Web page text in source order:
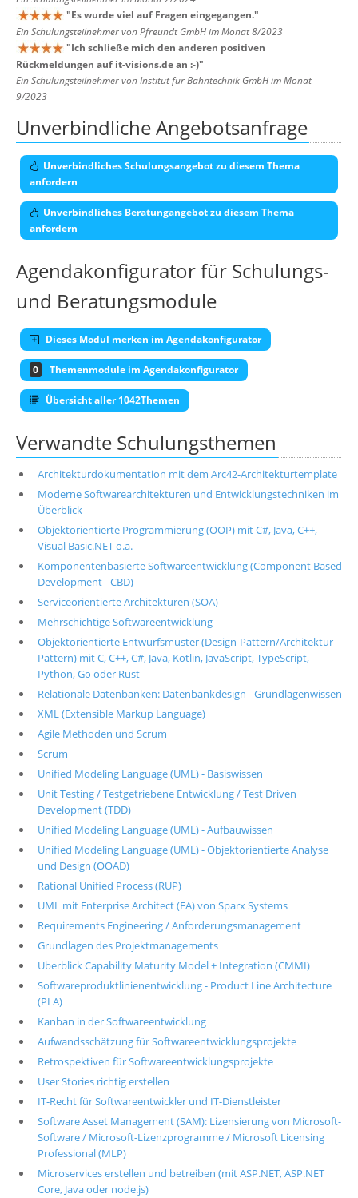
"Es wurde viel auf Fragen eingegangen."
Ein Schulungsteilnehmer von Pfreundt GmbH im Monat 8/2023
"Ich schließe mich den anderen positiven
Rückmeldungen auf it-visions.de an :-)"
Ein Schulungsteilnehmer von Institut für Bahntechnik GmbH im Monat
9/2023
Unverbindliche Angebotsanfrage
Unverbindliches Schulungsangebot zu diesem Thema
anfordern
Unverbindliches Beratungangebot zu diesem Thema
anfordern
Agendakonfigurator für Schulungs-
und Beratungsmodule
Dieses Modul merken im Agendakonfigurator
0 Themenmodule im Agendakonfigurator
Übersicht aller 1042Themen
Verwandte Schulungsthemen
Architekturdokumentation mit dem Arc42-Architekturtemplate
Moderne Softwarearchitekturen und Entwicklungstechniken im
Überblick
Objektorientierte Programmierung (OOP) mit C#, Java, C++,
Visual Basic.NET o.ä.
Komponentenbasierte Softwareentwicklung (Component Based
Development - CBD)
Serviceorientierte Architekturen (SOA)
Mehrschichtige Softwareentwicklung
Objektorientierte Entwurfsmuster (Design-Pattern/Architektur-
Pattern) mit C, C++, C#, Java, Kotlin, JavaScript, TypeScript,
Python, Go oder Rust
Relationale Datenbanken: Datenbankdesign - Grundlagenwissen
XML (Extensible Markup Language)
Agile Methoden und Scrum
Scrum
Unified Modeling Language (UML) - Basiswissen
Unit Testing / Testgetriebene Entwicklung / Test Driven
Development (TDD)
Unified Modeling Language (UML) - Aufbauwissen
Unified Modeling Language (UML) - Objektorientierte Analyse
und Design (OOAD)
Rational Unified Process (RUP)
UML mit Enterprise Architect (EA) von Sparx Systems
Requirements Engineering / Anforderungsmanagement
Grundlagen des Projektmanagements
Überblick Capability Maturity Model + Integration (CMMI)
Softwareproduktlinienentwicklung - Product Line Architecture
(PLA)
Kanban in der Softwareentwicklung
Aufwandsschätzung für Softwareentwicklungsprojekte
Retrospektiven für Softwareentwicklungsprojekte
User Stories richtig erstellen
IT-Recht für Softwareentwickler und IT-Dienstleister
Software Asset Management (SAM): Lizensierung von Microsoft-
Software / Microsoft-Lizenzprogramme / Microsoft Licensing
Professional (MLP)
Microservices erstellen und betreiben (mit ASP.NET, ASP.NET
Core, Java oder node.js)